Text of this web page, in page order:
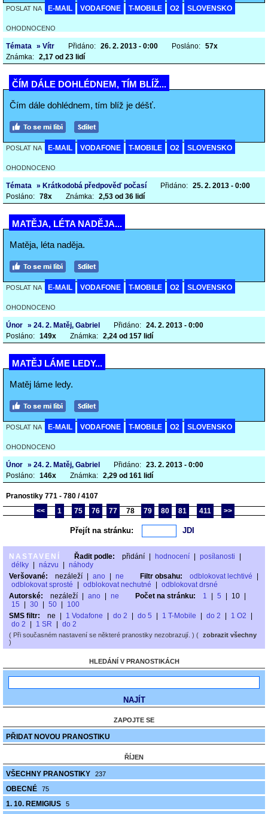
POSLAT NA E-MAIL VODAFONE T-MOBILE O2 SLOVENSKO
OHODNOCENO
Témata » Vítr Přidáno: 26. 2. 2013 - 0:00 Posláno: 57x
Známka: 2,17 od 23 lidí
ČÍM DÁLE DOHLÉDNEM, TÍM BLÍŽ...
Čím dále dohlédnem, tím blíž je déšť.
POSLAT NA E-MAIL VODAFONE T-MOBILE O2 SLOVENSKO
OHODNOCENO
Témata » Krátkodobá předpověď počasí Přidáno: 25. 2. 2013 - 0:00
Posláno: 78x Známka: 2,53 od 36 lidí
MATĚJA, LÉTA NADĚJA...
Matěja, léta naděja.
POSLAT NA E-MAIL VODAFONE T-MOBILE O2 SLOVENSKO
OHODNOCENO
Únor » 24. 2. Matěj, Gabriel Přidáno: 24. 2. 2013 - 0:00
Posláno: 149x Známka: 2,24 od 157 lidí
MATĚJ LÁME LEDY...
Matěj láme ledy.
POSLAT NA E-MAIL VODAFONE T-MOBILE O2 SLOVENSKO
OHODNOCENO
Únor » 24. 2. Matěj, Gabriel Přidáno: 23. 2. 2013 - 0:00
Posláno: 146x Známka: 2,29 od 161 lidí
Pranostiky 771 - 780 / 4107
<<
1 75 76 77 78 79 80 81 411 >>
Přejít na stránku:
NASTAVENÍ Řadit podle: přidání hodnocení posílanosti
délky
názvu
náhody
Veršované:
nezáleží ano ne Filtr obsahu: odblokovat lechtivé
odblokovat sprosté
odblokovat nechutné
odblokovat drsné
Autorské:
nezáleží ano ne Počet na stránku: 1 5 10
15
30 50
100
SMS filtr:
ne 1 Vodafone do 2 do 5 1 T-Mobile do 2 1 O2
do 2
1 SR do 2
( Při současném nastavení se některé pranostiky nezobrazují. ) ( zobrazit všechny
)
HLEDÁNÍ V PRANOSTIKÁCH
ZAPOJTE SE
PŘIDAT NOVOU PRANOSTIKU
ŘÍJEN
VŠECHNY PRANOSTIKY 237
OBECNÉ 75
1. 10. REMIGIUS 5